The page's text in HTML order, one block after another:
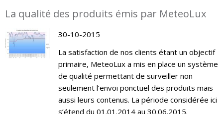
La qualité des produits émis par MeteoLux
30-10-2015
La satisfaction de nos clients étant un objectif
primaire, MeteoLux a mis en place un système
de qualité permettant de surveiller non
seulement l’envoi ponctuel des produits mais
aussi leurs contenus. La période considérée ici
s’étend du 01.01.2014 au 30.06.2015.